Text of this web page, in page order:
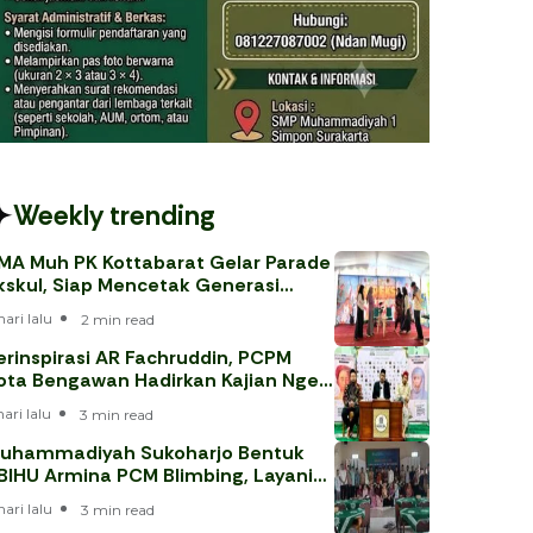
Weekly trending
Muh PK Kottabarat Gelar Parade
Siap Mencetak Generasi
lalu 2 min read
AR Fachruddin, PCPM
Bengawan Hadirkan Kajian Nge-
lalu 3 min read
Sukoharjo Bentuk
Armina PCM Blimbing, Layani
lalu 3 min read